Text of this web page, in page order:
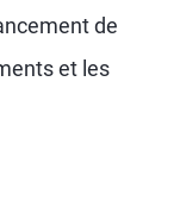
de
et les